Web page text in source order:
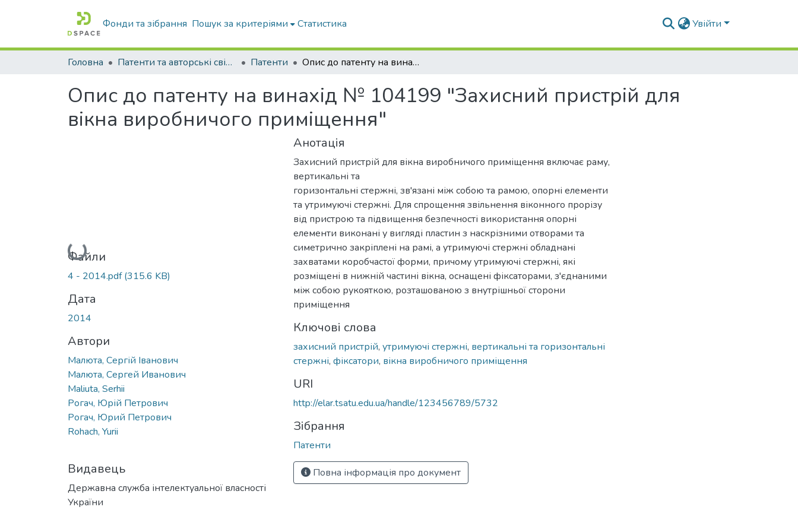
Фонди та зібрання Пошук за критеріями Статистика Увійти
Головна Патенти та авторські свідоцтва Патенти Опис до патенту на винахід № 104199 "Захисний пристрій для вікна виробничого приміщення"
Опис до патенту на винахід № 104199 "Захисний пристрій для
вікна виробничого приміщення"
Вантажиться...
Файли
4 - 2014.pdf(315.6 KB)
Дата
2014
Автори
Малюта, Сергій Іванович
Малюта, Сергей Иванович
Maliuta, Serhii
Рогач, Юрій Петрович
Рогач, Юрий Петрович
Rohach, Yurii
Видавець
Державна служба інтелектуальної власності
України
Анотація
Захисний пристрій для вікна виробничого приміщення включає раму,
вертикальні та
горизонтальні стержні, зв'язані між собою та рамою, опорні елементи
та утримуючі стержні. Для спрощення звільнення віконного прорізу
від пристрою та підвищення безпечності використання опорні
елементи виконані у вигляді пластин з наскрізними отворами та
симетрично закріплені на рамі, а утримуючі стержні обладнані
захватами коробчастої форми, причому утримуючі стержні, які
розміщені в нижній частині вікна, оснащені фіксаторами, з'єднаними
між собою рукояткою, розташованою з внутрішньої сторони
приміщення
Ключові слова
захисний пристрій, утримуючі стержні, вертикальні та горизонтальні
стержні, фіксатори, вікна виробничого приміщення
URI
http://elar.tsatu.edu.ua/handle/123456789/5732
Зібрання
Патенти
Повна інформація про документ